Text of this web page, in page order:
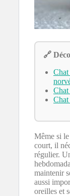
🔗
Chat
Même si le
court, il
régulier.
maintenir
aussi
oreilles et